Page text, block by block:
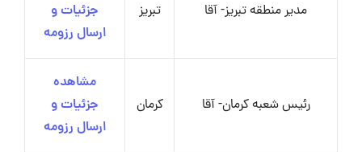
مدیر منطقه تبریز- آقا تبریز
جزئیات و
ارسال رزومه
رئیس شعبه کرمان- آقا کرمان
مشاهده
جزئیات و
ارسال رزومه